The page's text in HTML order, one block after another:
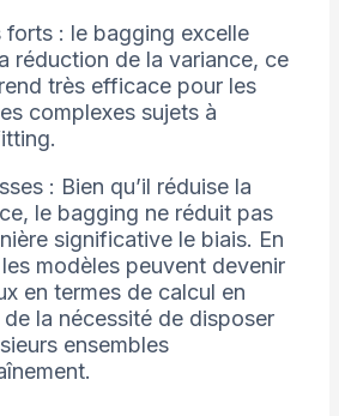
forts : le bagging excelle
réduction de la variance, ce
très efficace pour les
complexes sujets à
: Bien qu’il réduise la
le bagging ne réduit pas
significative le biais. En
modèles peuvent devenir
en termes de calcul en
de la nécessité de disposer
ensembles